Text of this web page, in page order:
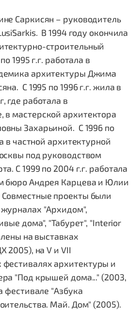
Саркисян – руководитель
В 1994 году окончила
строительный
1995 г.г. работала в
архитектуры Джима
С 1995 по 1996 г.г. жила в
где работала в
мастерской архитектора
Захарьиной. С 1996 по
в частной архитектурной
под руководством
С 1999 по 2004 г.г. работала
бюро Андрея Карцева и Юлии
проекты были
"Архидом",
дома", "Табурет", "Interior
на выставках
2005), на V и VII
архитектуры и
"Под крышей дома..." (2003,
фестивале "Азбука
Май. Дом" (2005).